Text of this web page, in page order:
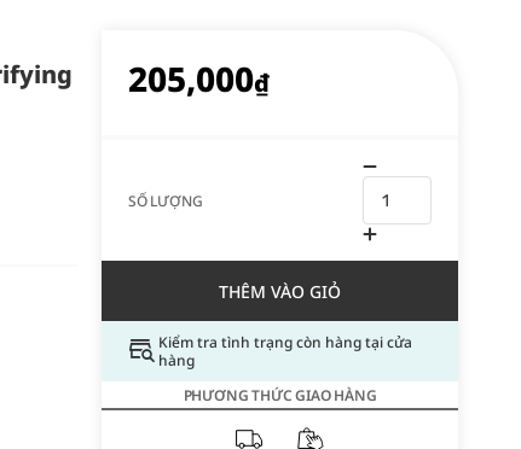
205,000₫
SỐ LƯỢNG
THÊM VÀO GIỎ
Kiểm tra tình trạng còn hàng tại cửa
hàng
PHƯƠNG THỨC GIAO HÀNG